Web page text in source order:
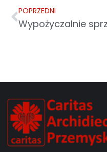
POPRZEDNI